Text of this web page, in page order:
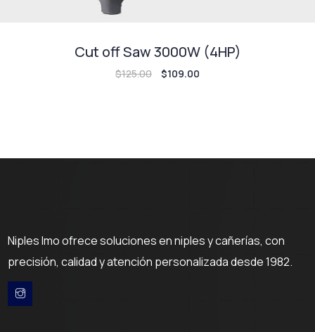
Cut off Saw 3000W (4HP)
$125.00 $109.00
Niples Imo ofrece soluciones en niples y cañerías, con
precisión, calidad y atención personalizada desde 1982.